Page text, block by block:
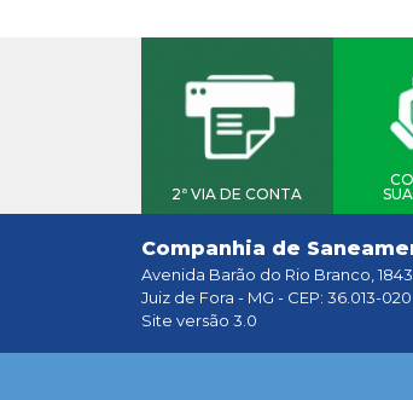
2ª VIA DE CONTA
Companhia de
Avenida Barão do Rio Branco,
Juiz de Fora - MG - CEP: 36.013-
Site versão 3.0